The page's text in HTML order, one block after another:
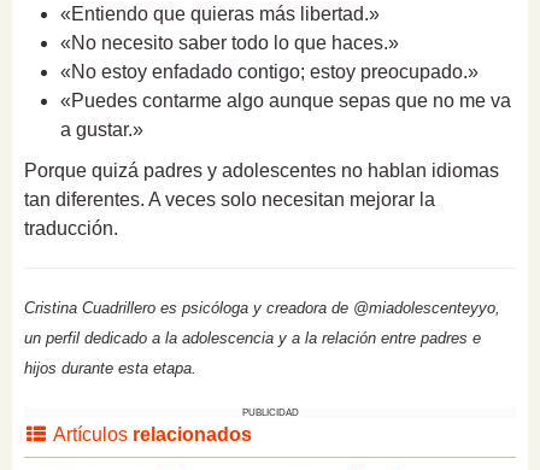
«Entiendo que quieras más libertad.»
«No necesito saber todo lo que haces.»
«No estoy enfadado contigo; estoy preocupado.»
«Puedes contarme algo aunque sepas que no me va
a gustar.»
Porque quizá padres y adolescentes no hablan idiomas
tan diferentes. A veces solo necesitan mejorar la
traducción.
Cristina Cuadrillero es psicóloga y creadora de @miadolescenteyyo,
un perfil dedicado a la adolescencia y a la relación entre padres e
hijos durante esta etapa.
PUBLICIDAD
Artículos relacionados